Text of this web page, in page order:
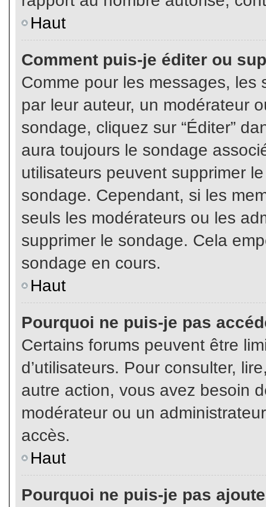
Haut
Comment puis-je éditer ou
Comme pour les messages,
par leur auteur, un modérateur
sondage, cliquez sur “Éditer”
aura toujours le sondage
utilisateurs peuvent supprimer
sondage. Cependant, si les
seuls les modérateurs ou les
supprimer le sondage. Cela
sondage en cours.
Haut
Pourquoi ne puis-je pas
Certains forums peuvent être
d’utilisateurs. Pour consulter,
autre action, vous avez besoin
modérateur ou un
accès.
Haut
Pourquoi ne puis-je pas